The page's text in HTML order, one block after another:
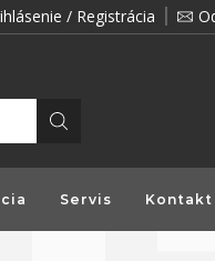
/ Registrácia
Servis Kontakt